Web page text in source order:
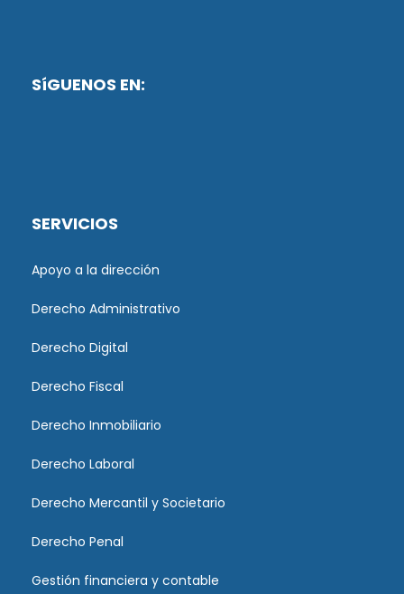
SíGUENOS EN:
SERVICIOS
Apoyo a la dirección
Derecho Administrativo
Derecho Digital
Derecho Fiscal
Derecho Inmobiliario
Derecho Laboral
Derecho Mercantil y Societario
Derecho Penal
Gestión financiera y contable